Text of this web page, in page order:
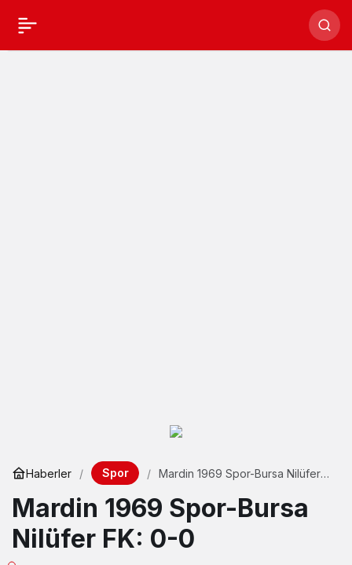
Haberler Spor
Mardin 1969 Spor-Bursa Nilüfer
Mardin 1969 Spor-Bursa
Nilüfer FK: 0-0